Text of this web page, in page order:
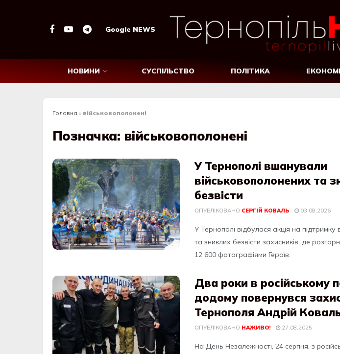
Google NEWS
НОВИНИ СУСПІЛЬСТВО ПОЛІТИКА
Головна » військовополонені
Позначка: військовополонені
У Тернополі вшанували
військовополонених та
безвісти
ОПУБЛІКОВАНО СЕРГІЙ КОВАЛЬ 03.08.2026
У Тернополі відбулася акція на підтримку
та зниклих безвісти захисників, де
12 600 фотографіями Героїв.
Два роки в російському
додому повернувся
Тернополя Андрій
ОПУБЛІКОВАНО НАЖИВО! 27.08.2025
Нa Дeнь Нeзaлeжноcті, 24 cepпня, з